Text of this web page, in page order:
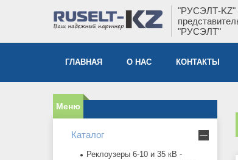
"РУСЭЛТ-KZ"
"РУСЭЛТ"
ГЛАВНАЯ О НАС КОНТАКТЫ
Каталог
Реклоузеры 6-10 и 35 кВ -